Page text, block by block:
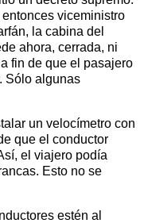
viceministro
la cabina del
ahora, cerrada, ni
fin de que el pasajero
Sólo algunas
un velocímetro con
que el conductor
el viajero podía
Esto no se
estén al